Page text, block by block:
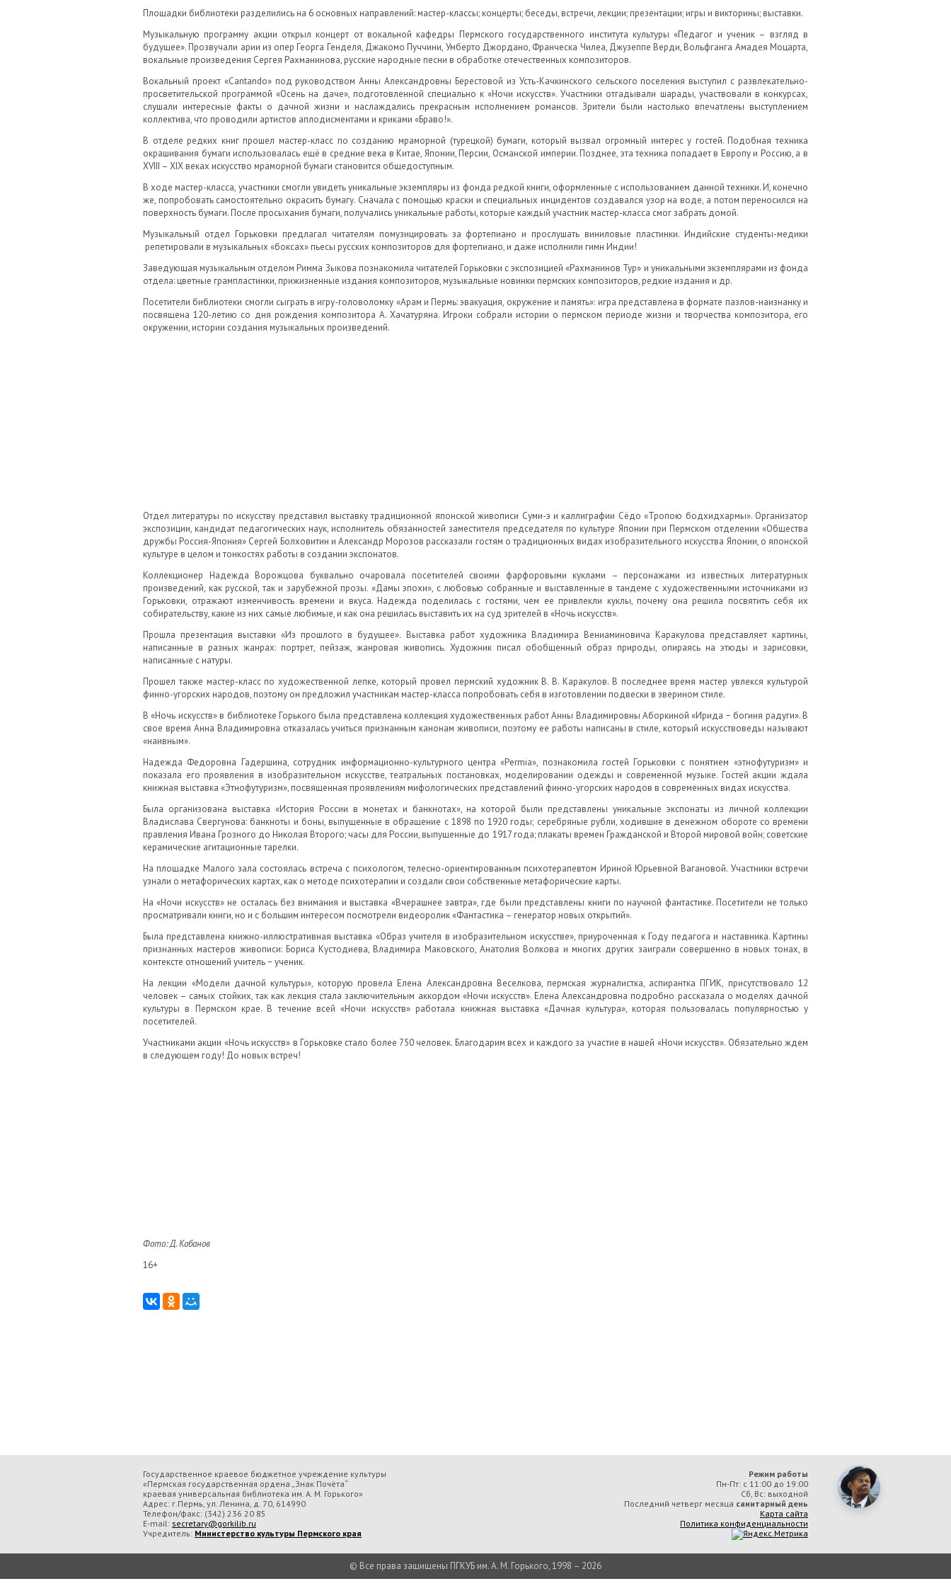
Площадки библиотеки разделились на 6 основных направлений: мастер-классы; концерты; беседы, встречи, лекции; презентации; игры и викторины; выставки.
Музыкальную программу акции открыл концерт от вокальной кафедры Пермского государственного института культуры «Педагог и ученик – взгляд в
будущее». Прозвучали арии из опер Георга Генделя, Джакомо Пуччини, Умберто Джордано, Франческа Чилеа, Джузеппе Верди, Вольфганга Амадея Моцарта,
вокальные произведения Сергея Рахманинова, русские народные песни в обработке отечественных композиторов.
Вокальный проект «Cantando» под руководством Анны Александровны Берестовой из Усть-Качкинского сельского поселения выступил с развлекательно-
просветительской программой «Осень на даче», подготовленной специально к «Ночи искусств». Участники отгадывали шарады, участвовали в конкурсах,
слушали интересные факты о дачной жизни и наслаждались прекрасным исполнением романсов. Зрители были настолько впечатлены выступлением
коллектива, что проводили артистов аплодисментами и криками «Браво!».
В отделе редких книг прошел мастер-класс по созданию мраморной (турецкой) бумаги, который вызвал огромный интерес у гостей. Подобная техника
окрашивания бумаги использовалась ещё в средние века в Китае, Японии, Персии, Османской империи. Позднее, эта техника попадает в Европу и Россию, а в
XVIII – XIX веках искусство мраморной бумаги становится общедоступным.
В ходе мастер-класса, участники смогли увидеть уникальные экземпляры из фонда редкой книги, оформленные с использованием данной техники. И, конечно
же, попробовать самостоятельно окрасить бумагу. Сначала с помощью краски и специальных инцидентов создавался узор на воде, а потом переносился на
поверхность бумаги. После просыхания бумаги, получались уникальные работы, которые каждый участник мастер-класса смог забрать домой.
Музыкальный отдел Горьковки предлагал читателям помузицировать за фортепиано и прослушать виниловые пластинки. Индийские студенты-медики
репетировали в музыкальных «боксах» пьесы русских композиторов для фортепиано, и даже исполнили гимн Индии!
Заведующая музыкальным отделом Римма Зыкова познакомила читателей Горьковки с экспозицией «Рахманинов Тур» и уникальными экземплярами из фонда
отдела: цветные грампластинки, прижизненные издания композиторов, музыкальные новинки пермских композиторов, редкие издания и др.
Посетители библиотеки смогли сыграть в игру-головоломку «Арам и Пермь: эвакуация, окружение и память»: игра представлена в формате пазлов-наизнанку и
посвящена 120-летию со дня рождения композитора А. Хачатуряна. Игроки собрали истории о пермском периоде жизни и творчества композитора, его
окружении, истории создания музыкальных произведений.
Отдел литературы по искусству представил выставку традиционной японской живописи Суми-э и каллиграфии Сёдо «Тропою бодхидхармы». Организатор
экспозиции, кандидат педагогических наук, исполнитель обязанностей заместителя председателя по культуре Японии при Пермском отделении «Общества
дружбы Россия-Япония» Сергей Болховитин и Александр Морозов рассказали гостям о традиционных видах изобразительного искусства Японии, о японской
культуре в целом и тонкостях работы в создании экспонатов.
Коллекционер Надежда Ворожцова буквально очаровала посетителей своими фарфоровыми куклами – персонажами из известных литературных
произведений, как русской, так и зарубежной прозы. «Дамы эпохи», с любовью собранные и выставленные в тандеме с художественными источниками из
Горьковки, отражают изменчивость времени и вкуса. Надежда поделилась с гостями, чем ее привлекли куклы, почему она решила посвятить себя их
собирательству, какие из них самые любимые, и как она решилась выставить их на суд зрителей в «Ночь искусств».
Прошла презентация выставки «Из прошлого в будущее». Выставка работ художника Владимира Вениаминовича Каракулова представляет картины,
написанные в разных жанрах: портрет, пейзаж, жанровая живопись. Художник писал обобщенный образ природы, опираясь на этюды и зарисовки,
написанные с натуры.
Прошел также мастер-класс по художественной лепке, который провел пермский художник В. В. Каракулов. В последнее время мастер увлекся культурой
финно-угорских народов, поэтому он предложил участникам мастер-класса попробовать себя в изготовлении подвески в зверином стиле.
В «Ночь искусств» в библиотеке Горького была представлена коллекция художественных работ Анны Владимировны Аборкиной «Ирида − богиня радуги». В
свое время Анна Владимировна отказалась учиться признанным канонам живописи, поэтому ее работы написаны в стиле, который искусствоведы называют
«наивным».
Надежда Федоровна Гадершина, сотрудник информационно-культурного центра «Permia», познакомила гостей Горьковки с понятием «этнофутуризм» и
показала его проявления в изобразительном искусстве, театральных постановках, моделировании одежды и современной музыке. Гостей акции ждала
книжная выставка «Этнофутуризм», посвященная проявлениям мифологических представлений финно-угорских народов в современных видах искусства.
Была организована выставка «История России в монетах и банкнотах», на которой были представлены уникальные экспонаты из личной коллекции
Владислава Свергунова: банкноты и боны, выпущенные в обращение с 1898 по 1920 годы; серебряные рубли, ходившие в денежном обороте со времени
правления Ивана Грозного до Николая Второго; часы для России, выпущенные до 1917 года; плакаты времен Гражданской и Второй мировой войн; советские
керамические агитационные тарелки.
На площадке Малого зала состоялась встреча с психологом, телесно-ориентированным психотерапевтом Ириной Юрьевной Вагановой. Участники встречи
узнали о метафорических картах, как о методе психотерапии и создали свои собственные метафорические карты.
На «Ночи искусств» не осталась без внимания и выставка «Вчерашнее завтра», где были представлены книги по научной фантастике. Посетители не только
просматривали книги, но и с большим интересом посмотрели видеоролик «Фантастика – генератор новых открытий».
Была представлена книжно-иллюстративная выставка «Образ учителя в изобразительном искусстве», приуроченная к Году педагога и наставника. Картины
признанных мастеров живописи: Бориса Кустодиева, Владимира Маковского, Анатолия Волкова и многих других заиграли совершенно в новых тонах, в
контексте отношений учитель − ученик.
На лекции «Модели дачной культуры», которую провела Елена Александровна Веселкова, пермская журналистка, аспирантка ПГИК, присутствовало 12
человек – самых стойких, так как лекция стала заключительным аккордом «Ночи искусств». Елена Александровна подробно рассказала о моделях дачной
культуры в Пермском крае. В течение всей «Ночи искусств» работала книжная выставка «Дачная культура», которая пользовалась популярностью у
посетителей.
Участниками акции «Ночь искусств» в Горьковке стало более 750 человек. Благодарим всех и каждого за участие в нашей «Ночи искусств». Обязательно ждем
в следующем году! До новых встреч!
Фото: Д. Кабанов
16+
Государственное краевое бюджетное учреждение культуры
«Пермская государственная ордена „Знак Почёта“
краевая универсальная библиотека им. А. М. Горького»
Адрес: г.Пермь, ул. Ленина, д. 70, 614990
Телефон/факс: (342) 236 20 85
E-mail: secretary@gorkilib.ru
Учредитель: Министерство культуры Пермского края
Режим работы
Пн-Пт: с 11:00 до 19:00
Сб, Вс: выходной
Последний четверг месяца санитарный день
Карта сайта
Политика конфиденциальности
© Все права защищены ПГКУБ им. А. М. Горького, 1998 – 2026
Во время посещения сайта Государственное краевое бюджетное учреждение культуры «Пермская государственная ордена „Знак Почёта“ краевая универсальная библиотека им. А. М. Горького» вы соглашаетесь с тем, что мы
обрабатываем данные с использованием метрических программ.